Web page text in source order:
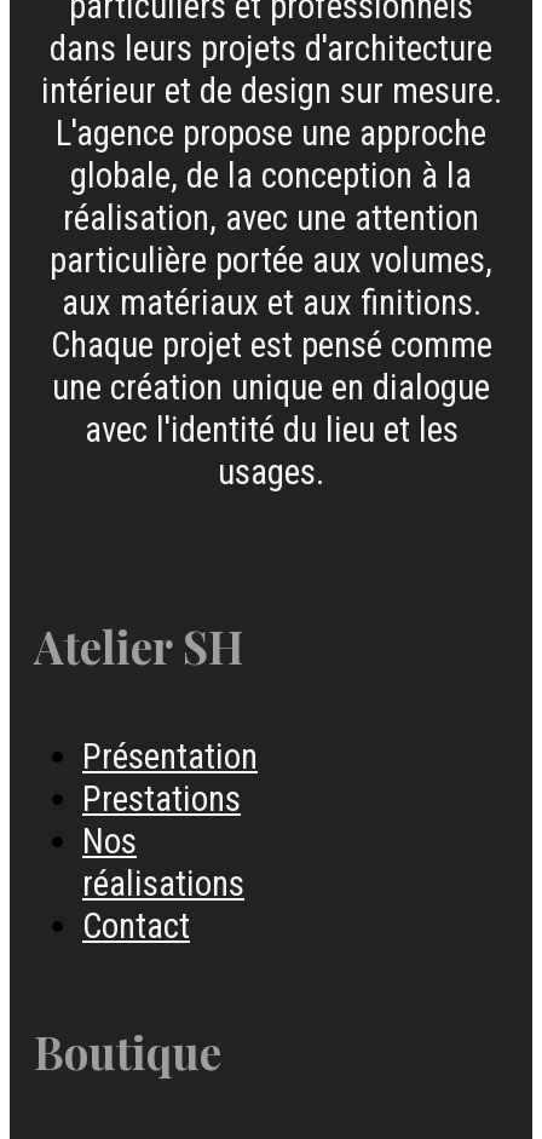
dans leurs projets d'architecture
intérieur et de design sur mesure.
L'agence propose une approche
globale, de la conception à la
réalisation, avec une attention
particulière portée aux volumes,
aux matériaux et aux finitions.
Chaque projet est pensé comme
une création unique en dialogue
avec l'identité du lieu et les
usages.
Atelier SH
Présentation
Prestations
Nos
réalisations
Contact
Boutique